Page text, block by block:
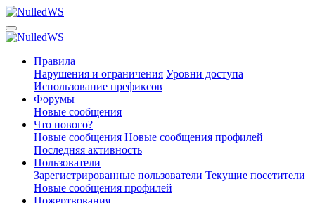
Правила
Нарушения и ограничения Уровни доступа
Использование префиксов
Форумы
Новые сообщения
Что нового?
Новые сообщения Новые сообщения профилей
Последняя активность
Пользователи
Зарегистрированные пользователи Текущие посетители
Новые сообщения профилей
Пожертвования